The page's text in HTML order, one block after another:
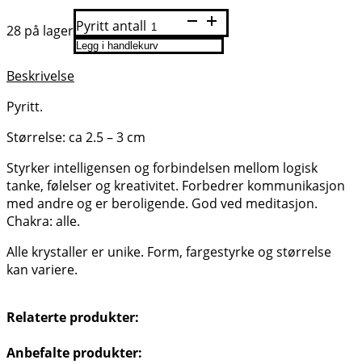
28 på lagerPyritt antall
Legg i handlekurv
Beskrivelse
Pyritt.
Størrelse: ca 2.5 – 3 cm
Styrker intelligensen og forbindelsen mellom logisk
tanke, følelser og kreativitet. Forbedrer kommunikasjon
med andre og er beroligende. God ved meditasjon.
Chakra: alle.
Alle krystaller er unike. Form, fargestyrke og størrelse
kan variere.
Relaterte produkter:
Anbefalte produkter: